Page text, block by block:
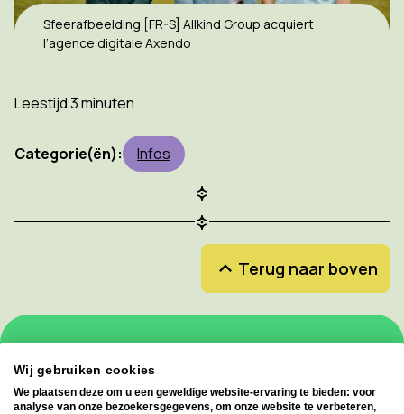
Sfeerafbeelding [FR-S] Allkind Group acquiert
l’agence digitale Axendo
Leestijd 3 minuten
Categorie(ën): Infos
Terug naar boven
Schrijf je in voor onze nieuwsbrief en mis
geen enkele update!
Wij gebruiken cookies
We plaatsen deze om u een geweldige website-ervaring te bieden: voor
analyse van onze bezoekersgegevens, om onze website te verbeteren,